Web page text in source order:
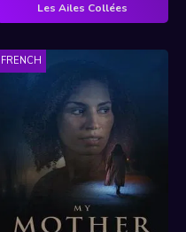
Les Ailes Collées
FRENCH